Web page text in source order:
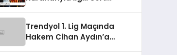
Trendyol 1. Lig Maçında
Hakem Cihan Aydın’a